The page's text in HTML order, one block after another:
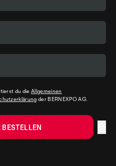
du dieAllgemeinen
der BERNEXPO AG.